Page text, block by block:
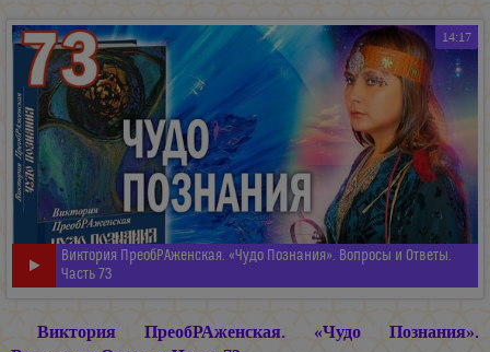
14:17
Виктория ПреобРАженская. «Чудо Познания». Вопросы и Ответы.
Часть 73
Виктория ПреобРАженская. «Чудо Познания».